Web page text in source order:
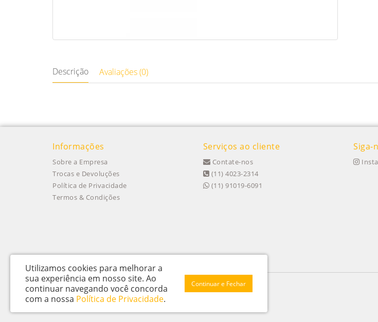
Descrição Avaliações (0)
Informações
Sobre a Empresa
Trocas e Devoluções
Política de Privacidade
Termos & Condições
Serviços ao cliente
Contate-nos
(11) 4023-2314
(11) 91019-6091
Siga-
Itu Trailers Ltda - CNPJ: 62.043.518/0001-60
Av Jose de Oliveira, n 145 - Jardim Oliveira - Itu – SP - CEP 13312 020
Utilizamos cookies para melhorar a
sua experiência em nosso site. Ao
continuar navegando você concorda
com a nossa Política de Privacidade.
Continuar e Fechar